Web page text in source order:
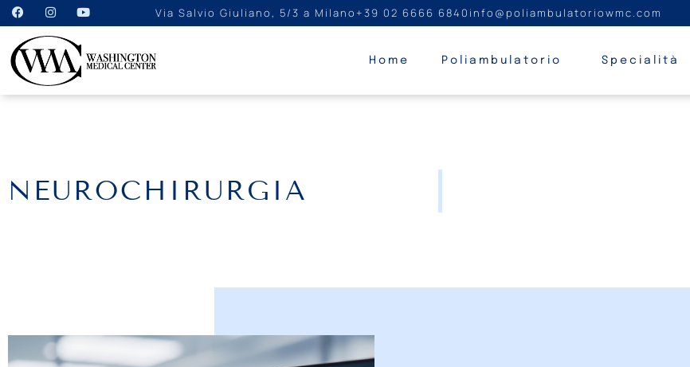
Via Salvio Giuliano, 5/3 a Milano+39 02 6666 6840 info@poliambulatoriowmc.com
Home Poliambulatorio Specialità
NEUROCHIRURGIA